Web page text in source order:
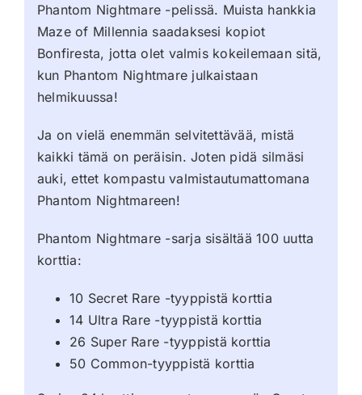
Phantom Nightmare -pelissä. Muista hankkia
Maze of Millennia saadaksesi kopiot
Bonfiresta, jotta olet valmis kokeilemaan sitä,
kun Phantom Nightmare julkaistaan
helmikuussa!
Ja on vielä enemmän selvitettävää, mistä
kaikki tämä on peräisin. Joten pidä silmäsi
auki, ettet kompastu valmistautumattomana
Phantom Nightmareen!
Phantom Nightmare -sarja sisältää 100 uutta
korttia:
10 Secret Rare -tyyppistä korttia
14 Ultra Rare -tyyppistä korttia
26 Super Rare -tyyppistä korttia
50 Common-tyyppistä korttia